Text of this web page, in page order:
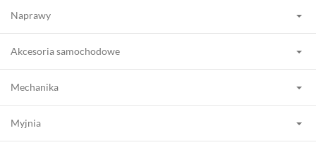
Naprawy
Akcesoria samochodowe
Mechanika
Myjnia